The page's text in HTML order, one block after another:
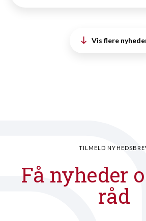
Vis flere
TILMELD
Få nyheder
råd